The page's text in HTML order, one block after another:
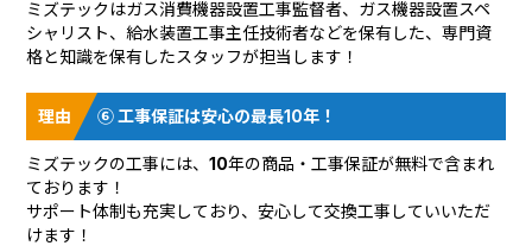
ミズテックはガス消費機器設置工事監督者、ガス機器設置スペ
シャリスト、給水装置工事主任技術者などを保有した、専門資
格と知識を保有したスタッフが担当します！
⑥ 工事保証は安心の最長10年！
ミズテックの工事には、10年の商品・工事保証が無料で含まれ
ております！
サポート体制も充実しており、安心して交換工事していいただ
けます！